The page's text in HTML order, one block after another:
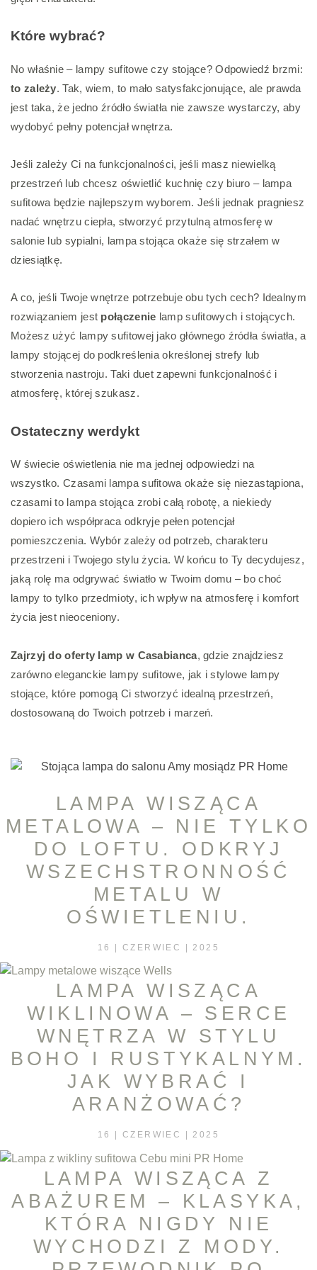
Które wybrać?
No właśnie – lampy sufitowe czy stojące? Odpowiedź brzmi:
to zależy. Tak, wiem, to mało satysfakcjonujące, ale prawda
jest taka, że jedno źródło światła nie zawsze wystarczy, aby
wydobyć pełny potencjał wnętrza.
Jeśli zależy Ci na funkcjonalności, jeśli masz niewielką
przestrzeń lub chcesz oświetlić kuchnię czy biuro – lampa
sufitowa będzie najlepszym wyborem. Jeśli jednak pragniesz
nadać wnętrzu ciepła, stworzyć przytulną atmosferę w
salonie lub sypialni, lampa stojąca okaże się strzałem w
dziesiątkę.
A co, jeśli Twoje wnętrze potrzebuje obu tych cech? Idealnym
rozwiązaniem jest połączenie lamp sufitowych i stojących.
Możesz użyć lampy sufitowej jako głównego źródła światła, a
lampy stojącej do podkreślenia określonej strefy lub
stworzenia nastroju. Taki duet zapewni funkcjonalność i
atmosferę, której szukasz.
Ostateczny werdykt
W świecie oświetlenia nie ma jednej odpowiedzi na
wszystko. Czasami lampa sufitowa okaże się niezastąpiona,
czasami to lampa stojąca zrobi całą robotę, a niekiedy
dopiero ich współpraca odkryje pełen potencjał
pomieszczenia. Wybór zależy od potrzeb, charakteru
przestrzeni i Twojego stylu życia. W końcu to Ty decydujesz,
jaką rolę ma odgrywać światło w Twoim domu – bo choć
lampy to tylko przedmioty, ich wpływ na atmosferę i komfort
życia jest nieoceniony.
Zajrzyj do oferty lamp w Casabianca, gdzie znajdziesz
zarówno eleganckie lampy sufitowe, jak i stylowe lampy
stojące, które pomogą Ci stworzyć idealną przestrzeń,
dostosowaną do Twoich potrzeb i marzeń.
LAMPA WISZĄCA
METALOWA – NIE TYLKO
DO LOFTU. ODKRYJ
WSZECHSTRONNOŚĆ
METALU W
OŚWIETLENIU.
16 | CZERWIEC | 2025
LAMPA WISZĄCA
WIKLINOWA – SERCE
WNĘTRZA W STYLU
BOHO I RUSTYKALNYM.
JAK WYBRAĆ I
ARANŻOWAĆ?
16 | CZERWIEC | 2025
LAMPA WISZĄCA Z
ABAŻUREM – KLASYKA,
KTÓRA NIGDY NIE
WYCHODZI Z MODY.